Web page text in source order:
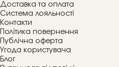
Доставка та оплата
Система лояльності
Контакти
Політика повернення
Публічна оферта
Угода користувача
Блог